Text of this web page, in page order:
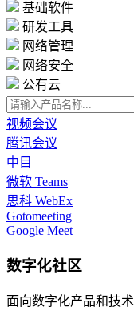
基础软件
研发工具
网络管理
网络安全
公有云
视频会议
腾讯会议
中目
微软 Teams
思科 WebEx
Gotomeeting
Google Meet
数字化社区
面向数字化产品和技